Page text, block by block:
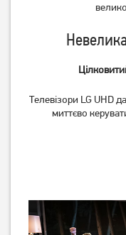
Google TV Wi-Fi
Телевізори LG UHD
миттєво